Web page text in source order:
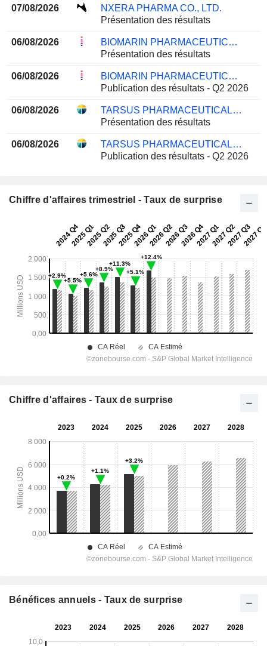
07/08/2026
NXERA PHARMA CO., LTD.
Présentation des résultats
06/08/2026
BIOMARIN PHARMACEUTICAL INC.
Présentation des résultats
06/08/2026
BIOMARIN PHARMACEUTICAL INC.
Publication des résultats - Q2 2026
06/08/2026
TARSUS PHARMACEUTICALS, INC.
Présentation des résultats
06/08/2026
TARSUS PHARMACEUTICALS, INC.
Publication des résultats - Q2 2026
Chiffre d'affaires trimestriel - Taux de surprise
Chiffre d'affaires - Taux de surprise
Bénéfices annuels - Taux de surprise